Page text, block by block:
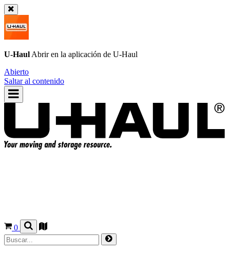
U-Haul Abrir en la aplicación de U-Haul
Abierto
Saltar al contenido
0